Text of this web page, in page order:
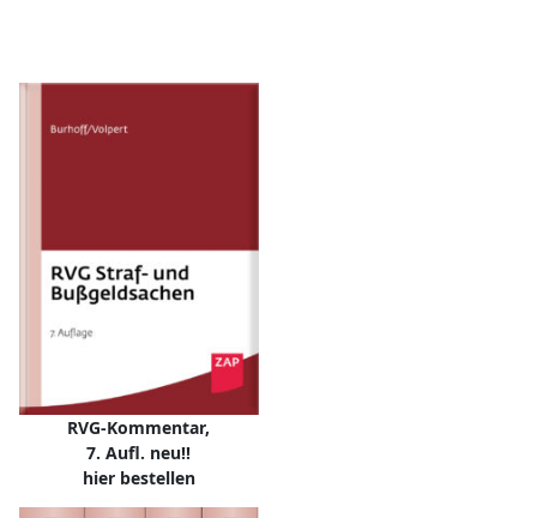
RVG-Kommentar,
7. Aufl. neu!!
hier bestellen